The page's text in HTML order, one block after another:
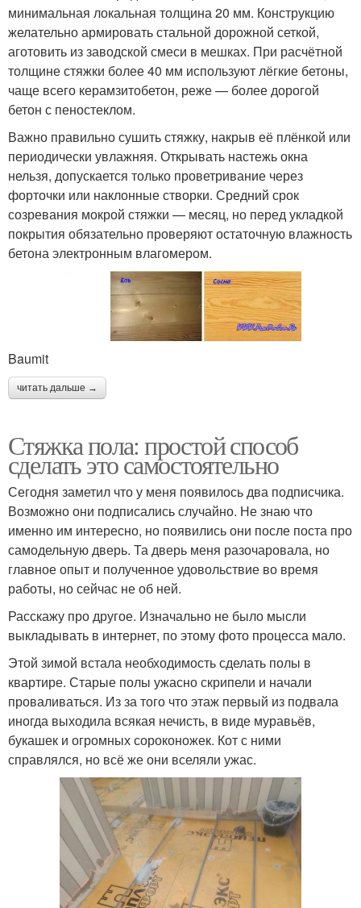
минимальная локальная толщина 20 мм. Конструкцию
желательно армировать стальной дорожной сеткой,
аготовить из заводской смеси в мешках. При расчётной
толщине стяжки более 40 мм используют лёгкие бетоны,
чаще всего керамзитобетон, реже — более дорогой
бетон с пеностеклом.
Важно правильно сушить стяжку, накрыв её плёнкой или
периодически увлажняя. Открывать настежь окна
нельзя, допускается только проветривание через
форточки или наклонные створки. Средний срок
созревания мокрой стяжки — месяц, но перед укладкой
покрытия обязательно проверяют остаточную влажность
бетона электронным влагомером.
Baumit
читать дальше →
Стяжка пола: простой способ
сделать это самостоятельно
Сегодня заметил что у меня появилось два подписчика.
Возможно они подписались случайно. Не знаю что
именно им интересно, но появились они после поста про
самодельную дверь. Та дверь меня разочаровала, но
главное опыт и полученное удовольствие во время
работы, но сейчас не об ней.
Расскажу про другое. Изначально не было мысли
выкладывать в интернет, по этому фото процесса мало.
Этой зимой встала необходимость сделать полы в
квартире. Старые полы ужасно скрипели и начали
проваливаться. Из за того что этаж первый из подвала
иногда выходила всякая нечисть, в виде муравьёв,
букашек и огромных сороконожек. Кот с ними
справлялся, но всё же они вселяли ужас.